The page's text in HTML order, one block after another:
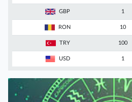
GBP 1
RON 10
TRY 100
USD 1